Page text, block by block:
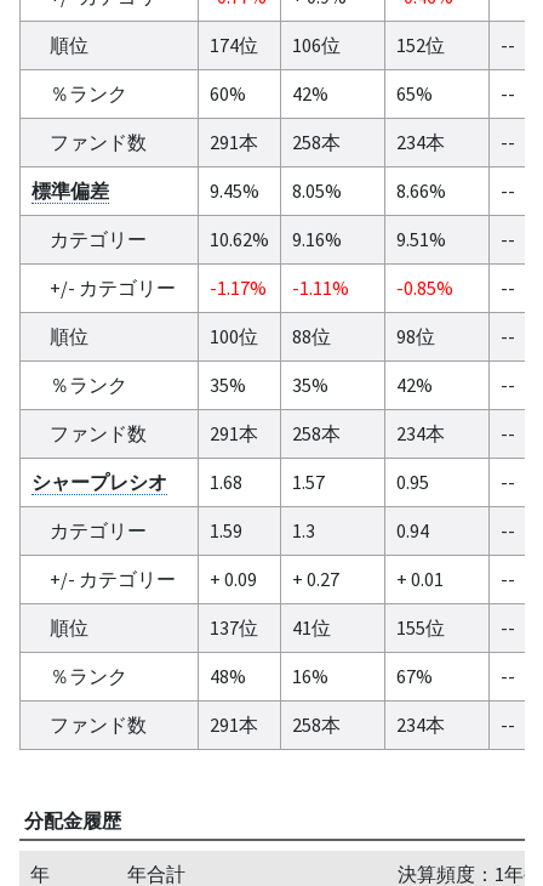
順位
174位 106位 152位
--
％ランク
60% 42% 65%
--
ファンド数
291本 258本 234本
--
標準偏差
9.45% 8.05% 8.66%
--
カテゴリー
10.62% 9.16% 9.51%
--
+/- カテゴリー
-1.17% -1.11% -0.85%
--
順位
100位 88位 98位
--
％ランク
35% 35% 42%
--
ファンド数
291本 258本 234本
--
シャープレシオ
1.68 1.57 0.95
--
カテゴリー
1.59 1.3 0.94
--
+/- カテゴリー
+ 0.09 + 0.27 + 0.01
--
順位
137位 41位 155位
--
％ランク
48% 16% 67%
--
ファンド数
291本 258本 234本 --
分配金履歴
年 年合計 決算頻度：1年